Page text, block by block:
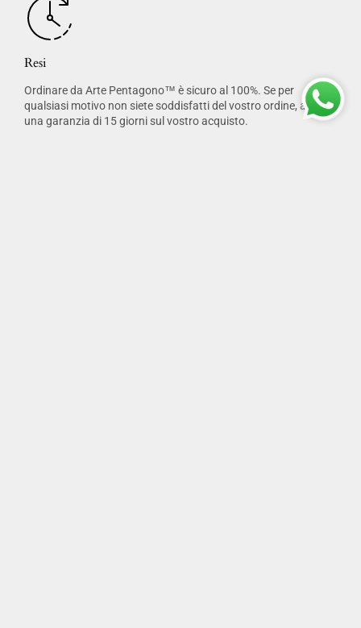
Resi
Ordinare da Arte Pentagono™ è sicuro al 100%. Se per
qualsiasi motivo non siete soddisfatti del vostro ordine, avrete
una garanzia di 15 giorni sul vostro acquisto.